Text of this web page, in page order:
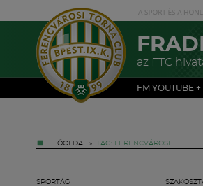
az FTC
FM YOUTUBE +
FŐOLDAL » TAG: FERENCVÁROSI
SPORTÁG